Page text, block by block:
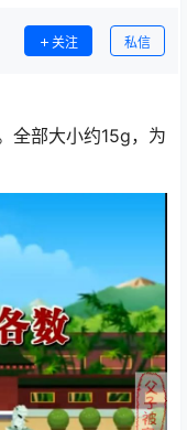
关注 私信
全部大小约15g，为